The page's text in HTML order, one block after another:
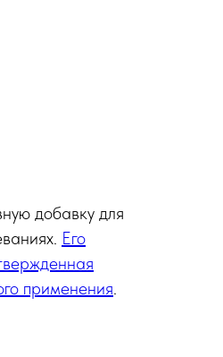
добавку для
Его
применения.